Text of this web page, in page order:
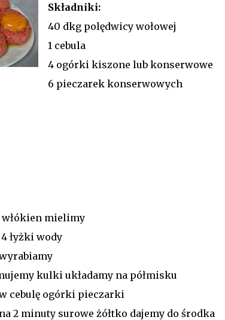
Składniki:
40 dkg polędwicy wołowej
1 cebula
4 ogórki kiszone lub konserwowe
6 pieczarek konserwowych
włókien mielimy
łyżki wody
kulki układamy na półmisku
cebulę ogórki pieczarki
2 minuty surowe żółtko dajemy do środka